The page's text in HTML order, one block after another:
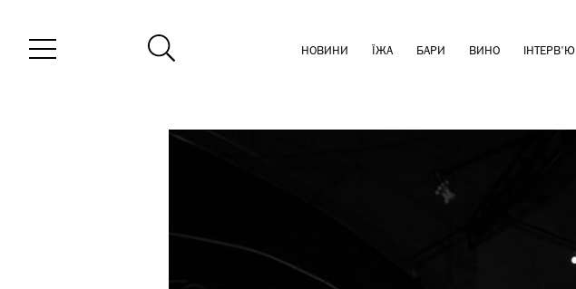
НОВИНИ ЇЖА БАРИ ВИНО ІНТЕРВ'Ю